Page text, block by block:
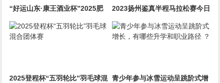
“好运山东·康王酒业杯”2025肥
城城市轻越野挑战赛圆满落幕
2023扬州鉴真半程马拉松赛今日
举行
2025登程杯“五羽轮比”羽毛球混 青少年参与冰雪运动呈跳阶式增